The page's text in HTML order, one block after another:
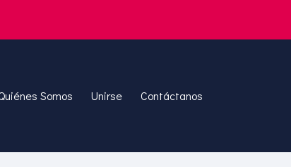
Somos Unirse Contáctanos